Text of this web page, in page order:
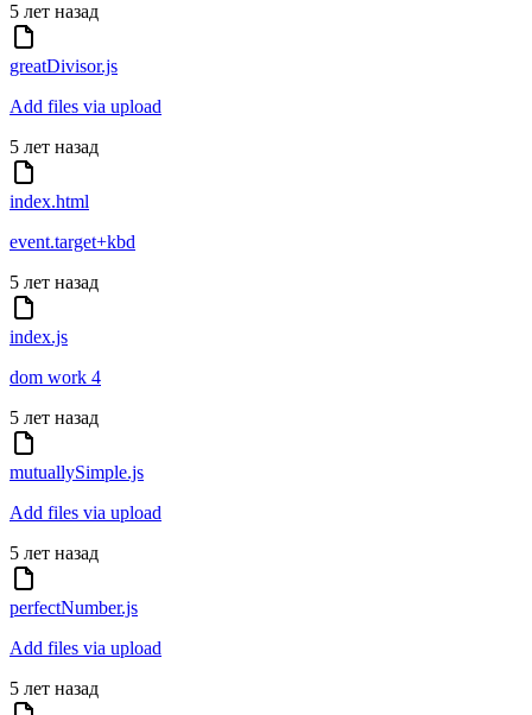
5 лет назад
greatDivisor.js
Add files via upload
5 лет назад
index.html
event.target+kbd
5 лет назад
index.js
dom work 4
5 лет назад
mutuallySimple.js
Add files via upload
5 лет назад
perfectNumber.js
Add files via upload
5 лет назад